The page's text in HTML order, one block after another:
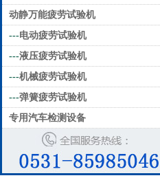
动静万能疲劳试验机
---电动疲劳试验机
---液压疲劳试验机
---机械疲劳试验机
---弹簧疲劳试验机
专用汽车检测设备